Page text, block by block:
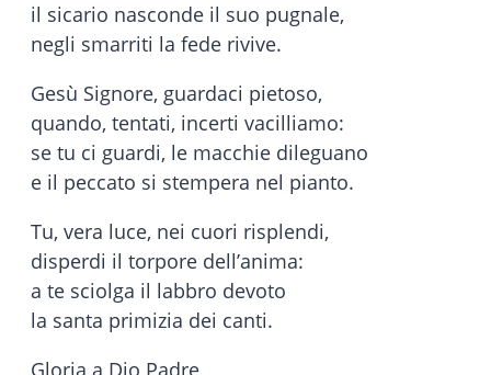
il sicario nasconde il suo pugnale,
negli smarriti la fede rivive.
Gesù Signore, guardaci pietoso,
quando, tentati, incerti vacilliamo:
se tu ci guardi, le macchie dileguano
e il peccato si stempera nel pianto.
Tu, vera luce, nei cuori risplendi,
disperdi il torpore dell’anima:
a te sciolga il labbro devoto
la santa primizia dei canti.
Gloria a Dio Padre